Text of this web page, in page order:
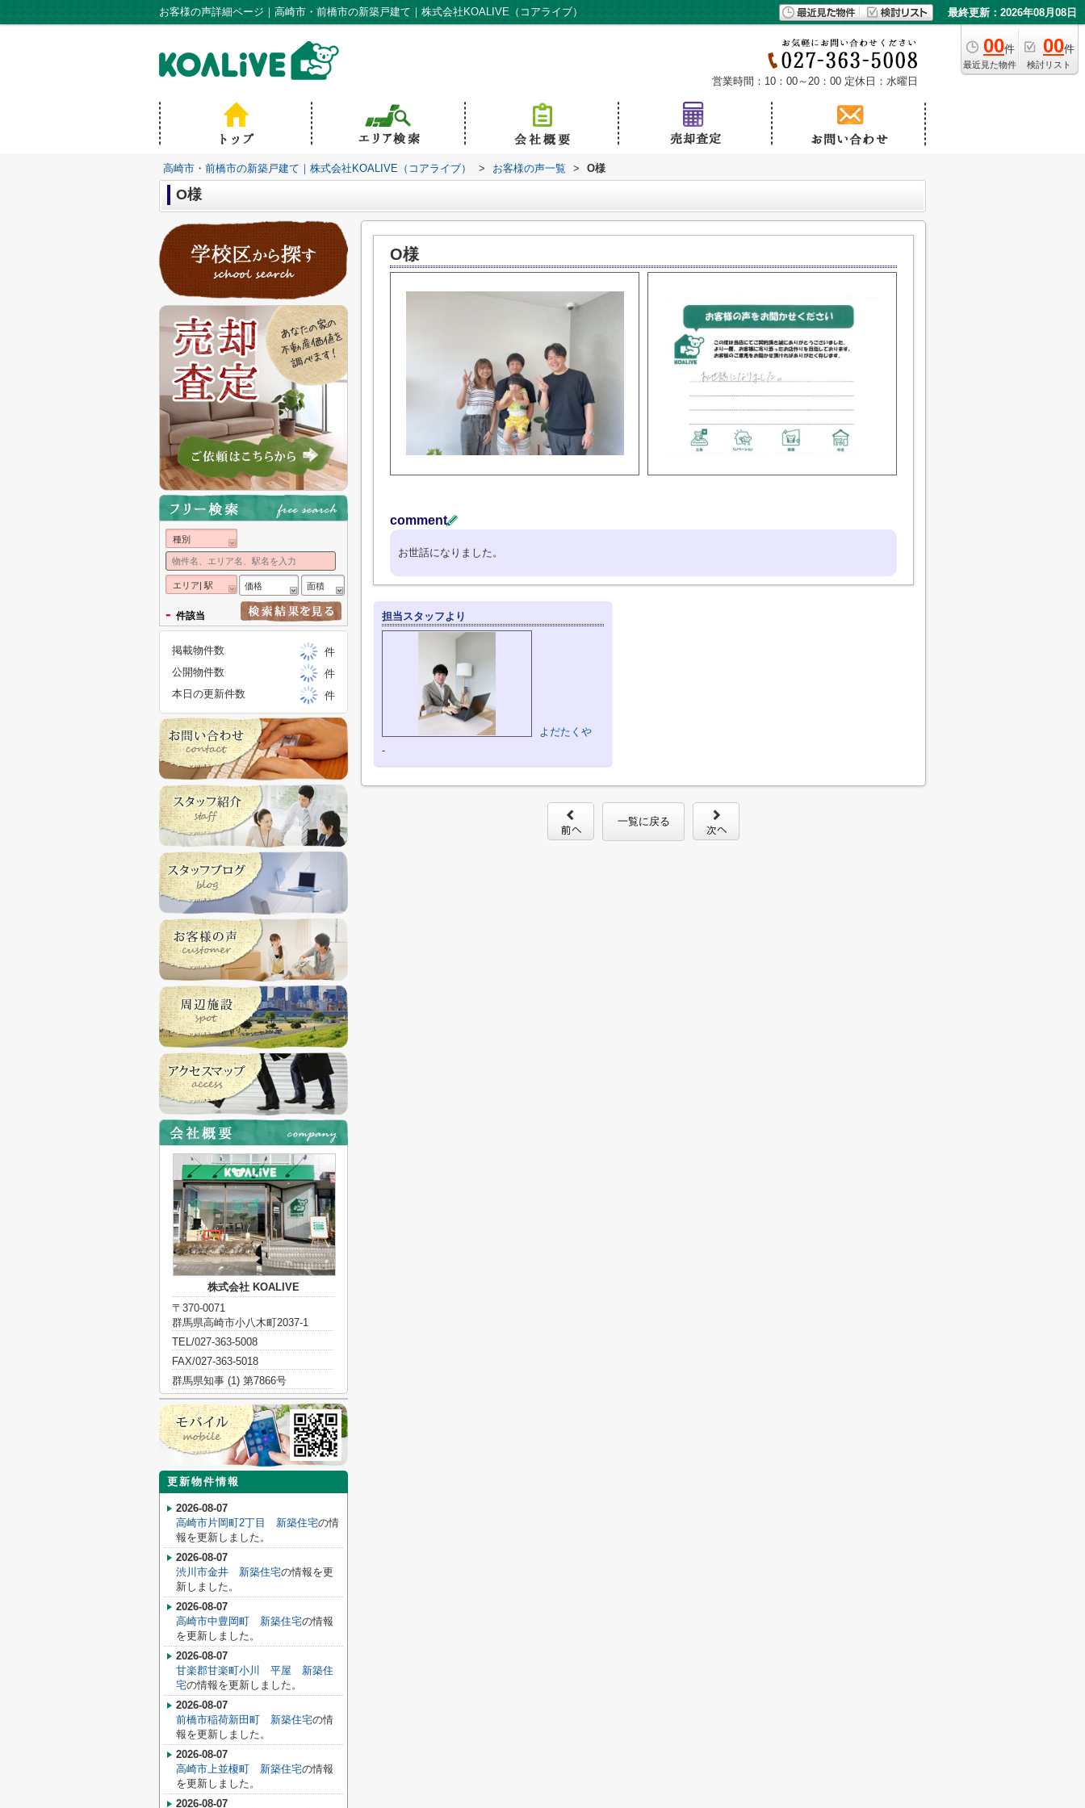
お客様の声詳細ページ｜高崎市・前橋市の新築戸建て｜株式会社KOALIVE（コアライブ） 最終更新：2026年08月08日
00件
最近見た物件
00件
検討リスト
営業時間：10：00～20：00 定休日：水曜日
高崎市・前橋市の新築戸建て｜株式会社KOALIVE（コアライブ） > お客様の声一覧 > O様
O様
O様
comment
お世話になりました。
担当スタッフより
よだたくや
-
一覧に戻る
種別
エリア| 駅 価格 面積
- 件該当
掲載物件数
件
公開物件数
件
本日の更新件数
件
株式会社 KOALIVE
〒370-0071
群馬県高崎市小八木町2037-1
TEL/027-363-5008
FAX/027-363-5018
群馬県知事 (1) 第7866号
更新物件情報
2026-08-07
高崎市片岡町2丁目 新築住宅の情
報を更新しました。
2026-08-07
渋川市金井 新築住宅の情報を更
新しました。
2026-08-07
高崎市中豊岡町 新築住宅の情報
を更新しました。
2026-08-07
甘楽郡甘楽町小川 平屋 新築住
宅の情報を更新しました。
2026-08-07
前橋市稲荷新田町 新築住宅の情
報を更新しました。
2026-08-07
高崎市上並榎町 新築住宅の情報
を更新しました。
2026-08-07